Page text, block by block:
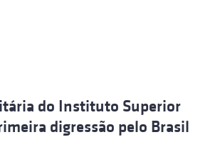
do Instituto Superior
digressão pelo Brasil